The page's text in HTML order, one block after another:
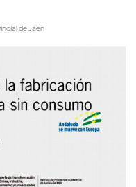
de Jaén